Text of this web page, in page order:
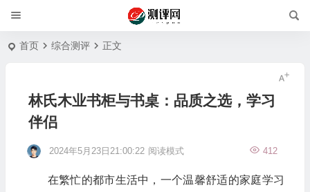
首页 综合测评 正文
林氏木业书柜与书桌：品质之选，学习
伴侣
2024年5月23日21:00:22 412
阅读模式
在繁忙的都市生活中，一个温馨舒适的家庭学习